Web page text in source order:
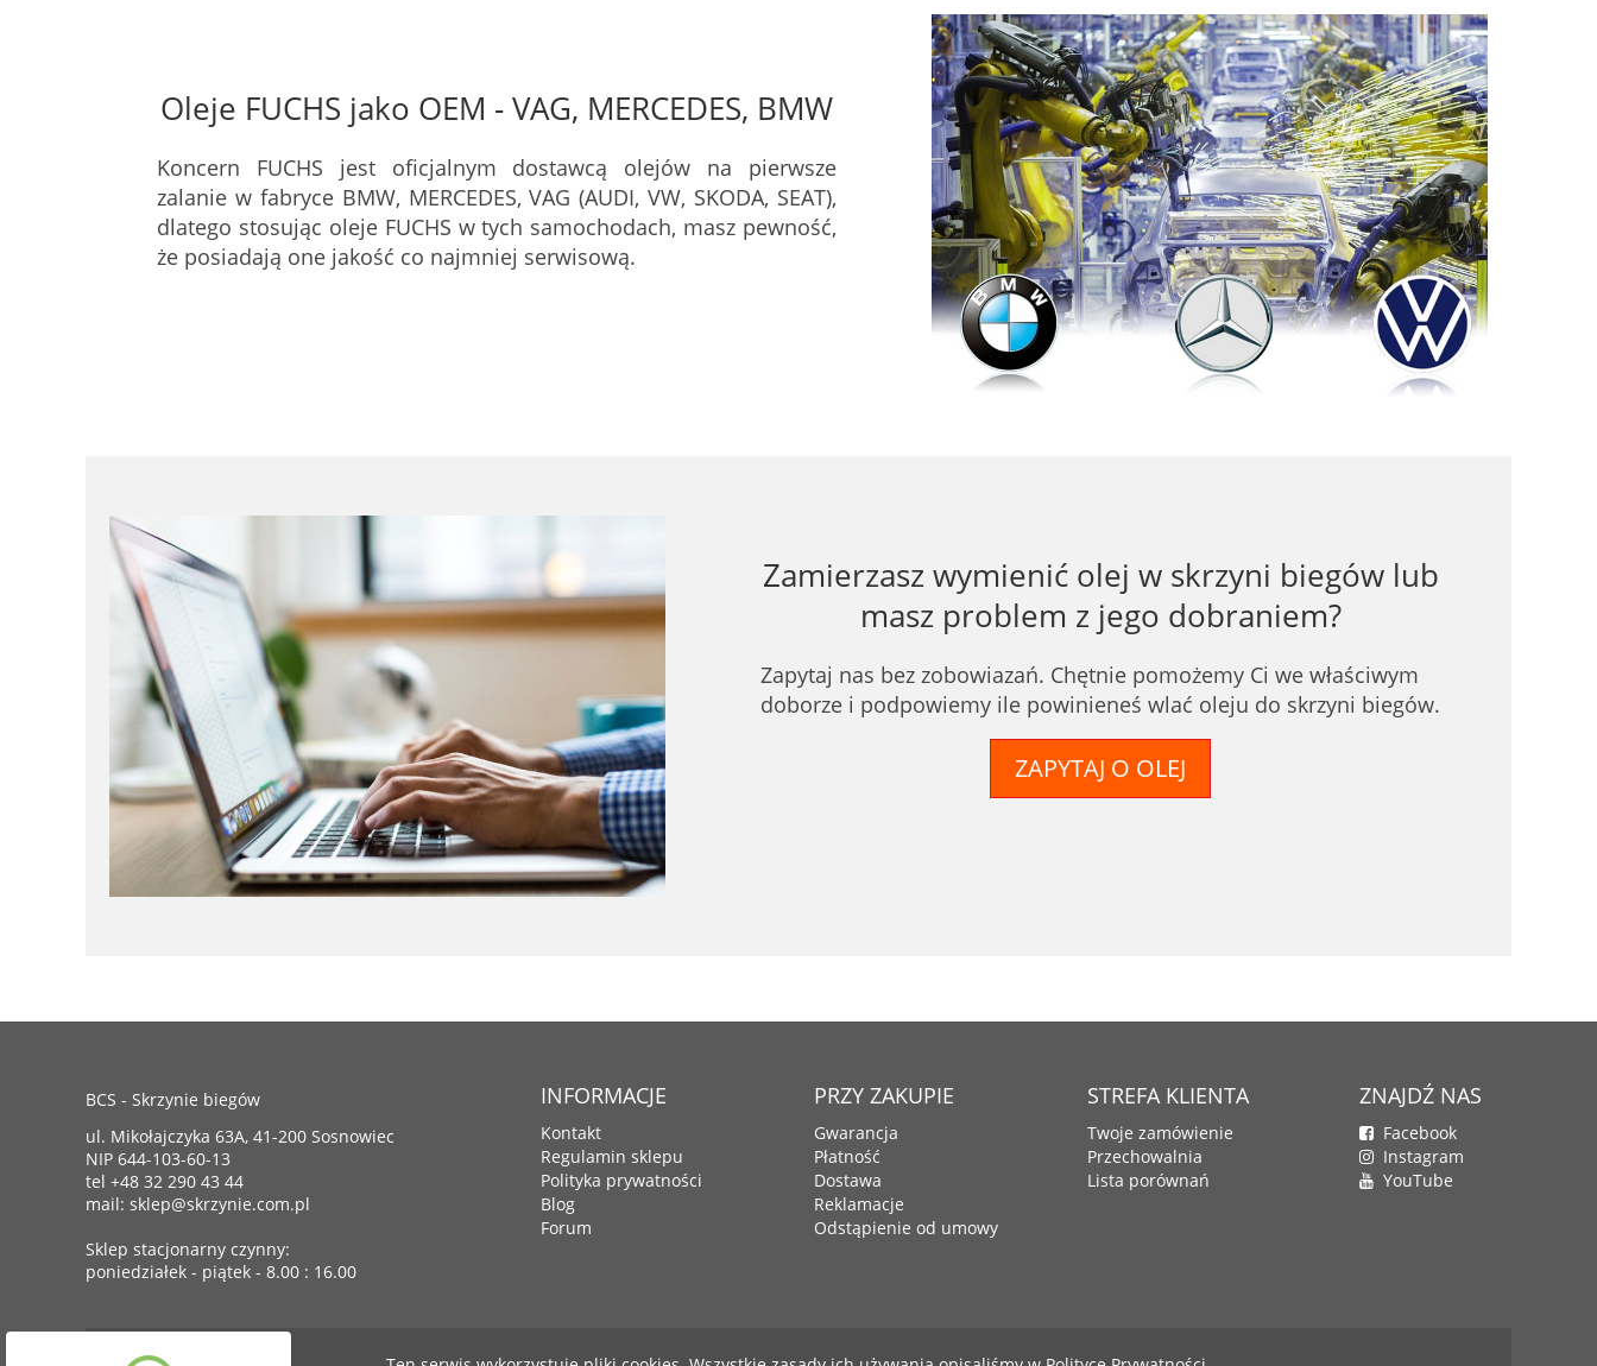
Oleje FUCHS jako OEM - VAG, MERCEDES, BMW
Koncern FUCHS jest oficjalnym dostawcą olejów na pierwsze
zalanie w fabryce BMW, MERCEDES, VAG (AUDI, VW, SKODA, SEAT),
dlatego stosując oleje FUCHS w tych samochodach, masz pewność,
że posiadają one jakość co najmniej serwisową.
Zamierzasz wymienić olej w skrzyni biegów lub
masz problem z jego dobraniem?
Zapytaj nas bez zobowiazań. Chętnie pomożemy Ci we właściwym
doborze i podpowiemy ile powinieneś wlać oleju do skrzyni biegów.
ZAPYTAJ O OLEJ
BCS - Skrzynie biegów
ul. Mikołajczyka 63A, 41-200 Sosnowiec
NIP 644-103-60-13
tel +48 32 290 43 44
mail: sklep@skrzynie.com.pl
Sklep stacjonarny czynny:
poniedziałek - piątek - 8.00 : 16.00
INFORMACJE
Kontakt
Regulamin sklepu
Polityka prywatności
Blog
Forum
PRZY ZAKUPIE
Gwarancja
Płatność
Dostawa
Reklamacje
Odstąpienie od umowy
STREFA KLIENTA
Twoje zamówienie
Przechowalnia
Lista porównań
ZNAJDŹ NAS
Facebook
Instagram
YouTube